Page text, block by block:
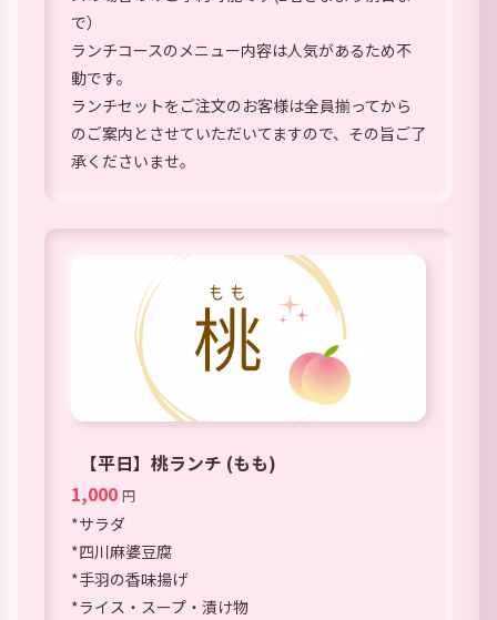
で）
ランチコースのメニュー内容は人気があるため不
動です。
ランチセットをご注文のお客様は全員揃ってから
のご案内とさせていただいてますので、その旨ご了
承くださいませ。
【平日】桃ランチ (もも)
1,000 円
*サラダ
*四川麻婆豆腐
*手羽の香味揚げ
*ライス・スープ・漬け物